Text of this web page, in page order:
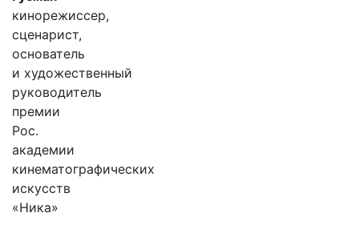
кинорежиссер,
сценарист,
основатель
и художественный
руководитель
премии
Рос.
академии
кинематографических
искусств
«Ника»